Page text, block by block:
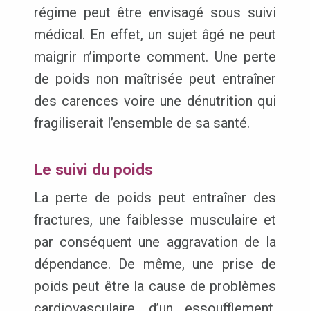
régime peut être envisagé sous suivi
médical. En effet, un sujet âgé ne peut
maigrir n’importe comment. Une perte
de poids non maîtrisée peut entraîner
des carences voire une dénutrition qui
fragiliserait l’ensemble de sa santé.
Le suivi du poids
La perte de poids peut entraîner des
fractures, une faiblesse musculaire et
par conséquent une aggravation de la
dépendance. De même, une prise de
poids peut être la cause de problèmes